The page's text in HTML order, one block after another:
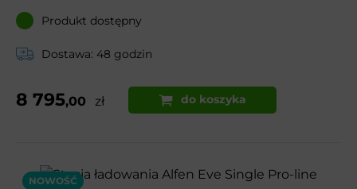
Produkt dostępny
Dostawa: 48 godzin
8 795,00 zł do koszyka
NOWOŚĆ